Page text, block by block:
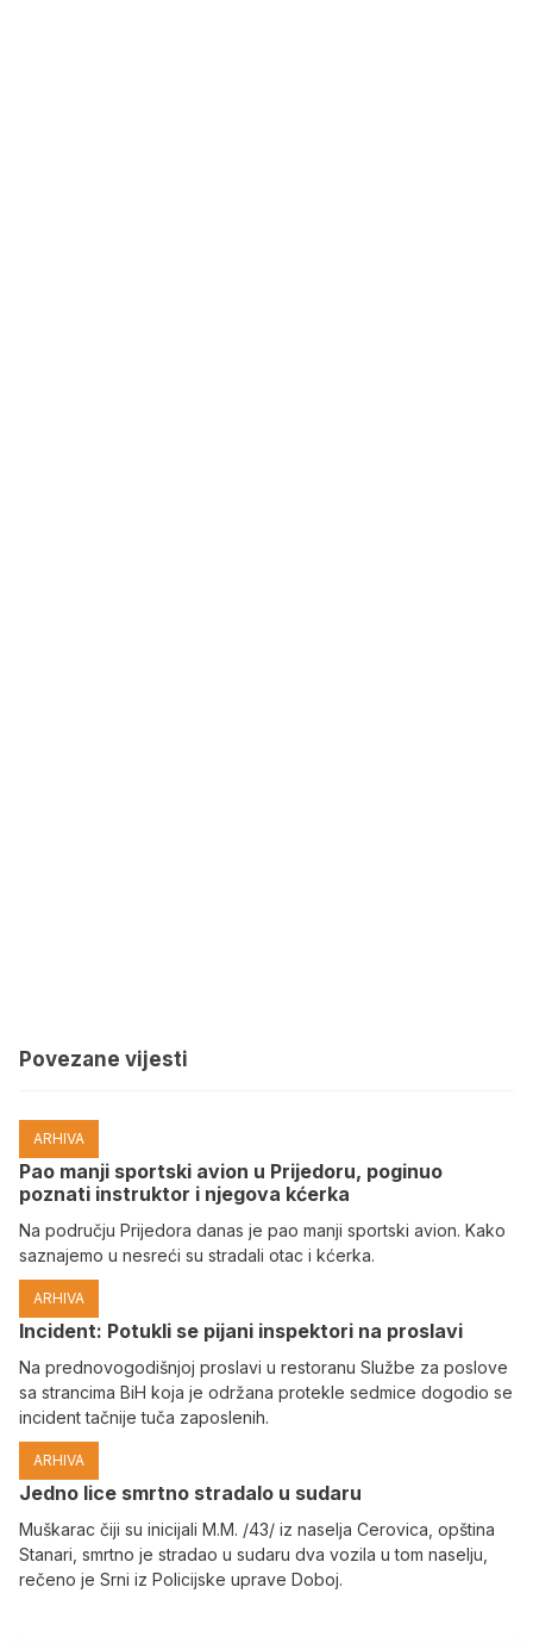
Povezane vijesti
ARHIVA
Pao manji sportski avion u Prijedoru, poginuo
poznati instruktor i njegova kćerka
Na području Prijedora danas je pao manji sportski avion. Kako
saznajemo u nesreći su stradali otac i kćerka.
ARHIVA
Incident: Potukli se pijani inspektori na proslavi
Na prednovogodišnjoj proslavi u restoranu Službe za poslove
sa strancima BiH koja je održana protekle sedmice dogodio se
incident tačnije tuča zaposlenih.
ARHIVA
Јedno lice smrtno stradalo u sudaru
Muškarac čiji su inicijali M.M. /43/ iz naselja Cerovica, opština
Stanari, smrtno je stradao u sudaru dva vozila u tom naselju,
rečeno je Srni iz Policijske uprave Doboj.